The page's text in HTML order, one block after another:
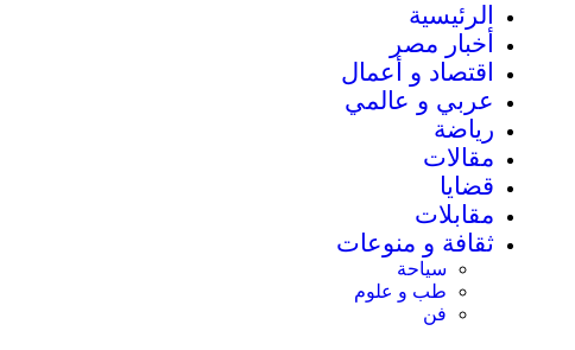
الرئيسية
أخبار مصر
اقتصاد و أعمال
عربي و عالمي
رياضة
مقالات
قضايا
مقابلات
ثقافة و منوعات
سياحة
طب و علوم
فن